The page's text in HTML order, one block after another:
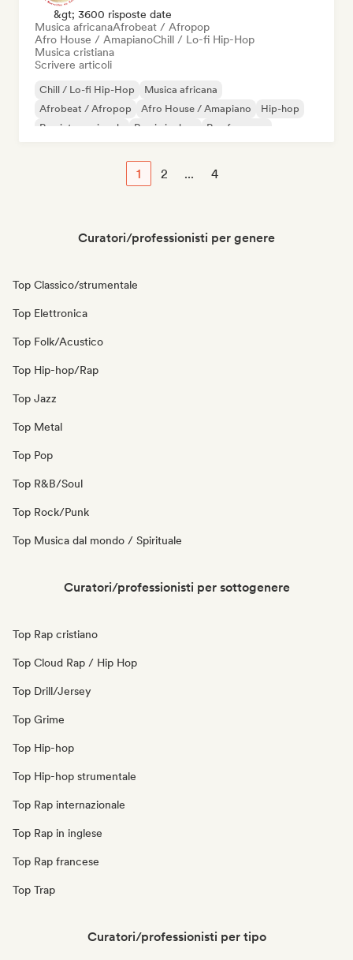
&gt; 3600 risposte date
Musica africanaAfrobeat / Afropop
Afro House / AmapianoChill / Lo-fi Hip-Hop
Musica cristiana
Scrivere articoli
Chill / Lo-fi Hip-Hop
Musica africana
Afrobeat / Afropop
Afro House / Amapiano
Hip-hop
Rap internazionale
Rap in inglese Rap francese
1 2 ... 4
Curatori/professionisti per genere
Top Classico/strumentale
Top Elettronica
Top Folk/Acustico
Top Hip-hop/Rap
Top Jazz
Top Metal
Top Pop
Top R&B/Soul
Top Rock/Punk
Top Musica dal mondo / Spirituale
Curatori/professionisti per sottogenere
Top Rap cristiano
Top Cloud Rap / Hip Hop
Top Drill/Jersey
Top Grime
Top Hip-hop
Top Hip-hop strumentale
Top Rap internazionale
Top Rap in inglese
Top Rap francese
Top Trap
Curatori/professionisti per tipo